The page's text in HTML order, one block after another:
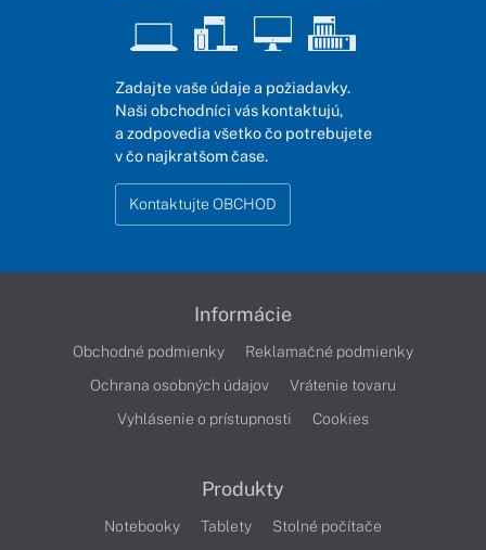
Zadajte vaše údaje a požiadavky.
Naši obchodníci vás kontaktujú,
a zodpovedia všetko čo potrebujete
v čo najkratšom čase.
Kontaktujte OBCHOD
Informácie
Obchodné podmienky
Reklamačné podmienky
Ochrana osobných údajov
Vrátenie tovaru
Vyhlásenie o prístupnosti
Cookies
Produkty
Notebooky Tablety
Stolné počítače